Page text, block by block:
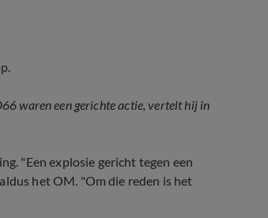
waren een gerichte actie, vertelt hij in
"Een explosie gericht tegen een
het OM. "Om die reden is het